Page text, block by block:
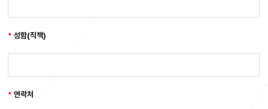
* 성함(직책)
* 연락처